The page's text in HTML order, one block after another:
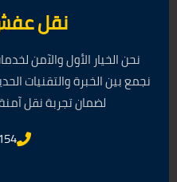
نقل
نحن الخيار الأول والآمن
نجمع بين الخبرة والتقنيات
لضمان تجربة نقل